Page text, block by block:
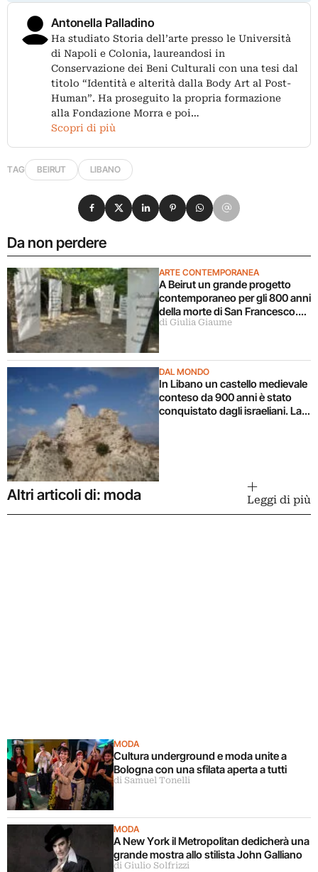
Antonella Palladino
Ha studiato Storia dell’arte presso le Università
di Napoli e Colonia, laureandosi in
Conservazione dei Beni Culturali con una tesi dal
titolo “Identità e alterità dalla Body Art al Post-
Human”. Ha proseguito la propria formazione
alla Fondazione Morra e poi…
Scopri di più
TAG BEIRUT LIBANO
Da non perdere
ARTE CONTEMPORANEA
A Beirut un grande progetto
contemporaneo per gli 800 anni
della morte di San Francesco.
L’intervista
di Giulia Giaume
DAL MONDO
In Libano un castello medievale
conteso da 900 anni è stato
conquistato dagli israeliani. La
Condividi su Facebook
Condividi su X
Condividi su LinkedIn
Condividi su Pinterest
Condividi su WhatsApp
Condividi su Email
Altri articoli di: moda Leggi di più
MODA
Cultura underground e moda unite a
Bologna con una sfilata aperta a tutti
di Samuel Tonelli
MODA
A New York il Metropolitan dedicherà una
grande mostra allo stilista John Galliano
di Giulio Solfrizzi